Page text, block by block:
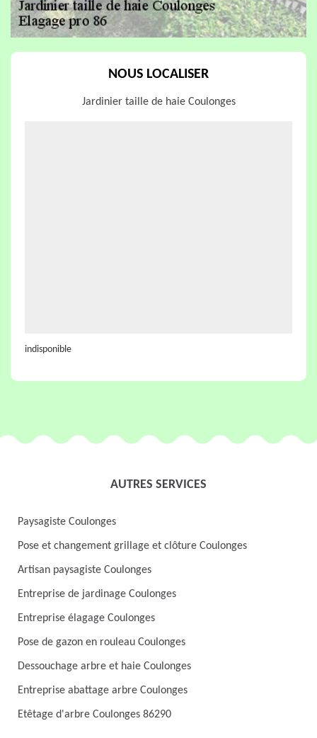
NOUS LOCALISER
Jardinier taille de haie Coulonges
indisponible
AUTRES SERVICES
Paysagiste Coulonges
Pose et changement grillage et clôture Coulonges
Artisan paysagiste Coulonges
Entreprise de jardinage Coulonges
Entreprise élagage Coulonges
Pose de gazon en rouleau Coulonges
Dessouchage arbre et haie Coulonges
Entreprise abattage arbre Coulonges
Etêtage d'arbre Coulonges 86290